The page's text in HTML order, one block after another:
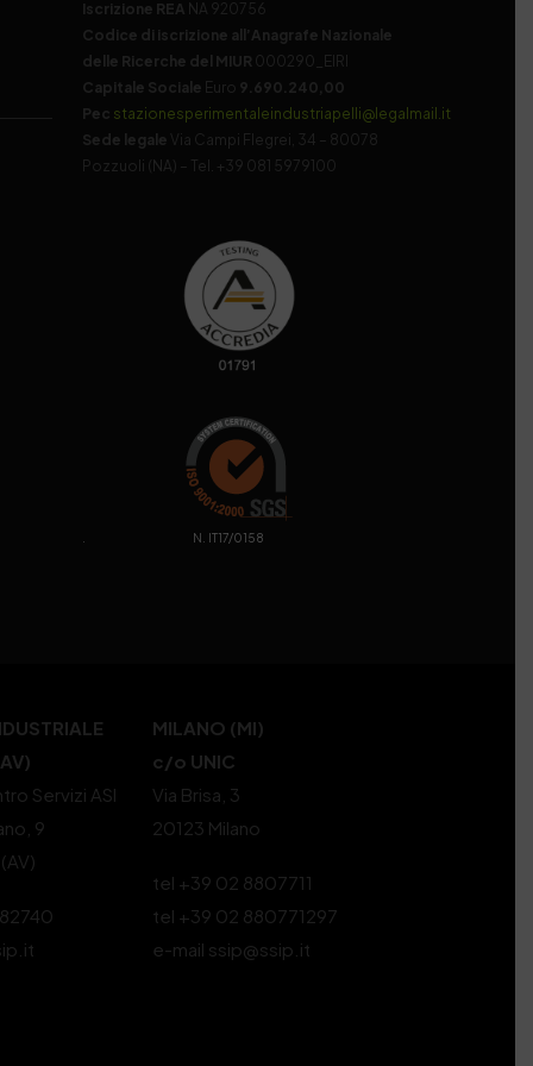
Iscrizione REA NA 920756
Codice di iscrizione all’Anagrafe Nazionale
delle Ricerche del MIUR 000290_EIRI
Capitale Sociale Euro 9.690.240,00
Pec stazionesperimentaleindustriapelli@legalmail.it
Sede legale
Via Campi Flegrei, 34 – 80078
Pozzuoli (NA) – Tel. +39 081 5979100
. N. IT17/0158
Servizi ASI
9
MILANO (MI)
c/o UNIC
Via Brisa, 3
20123 Milano
tel +39 02 8807711
tel +39 02 880771297
e-mail ssip@ssip.it